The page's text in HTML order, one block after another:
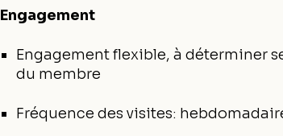
Engagement
Engagement flexible, à déterminer
du membre
Fréquence des visites: